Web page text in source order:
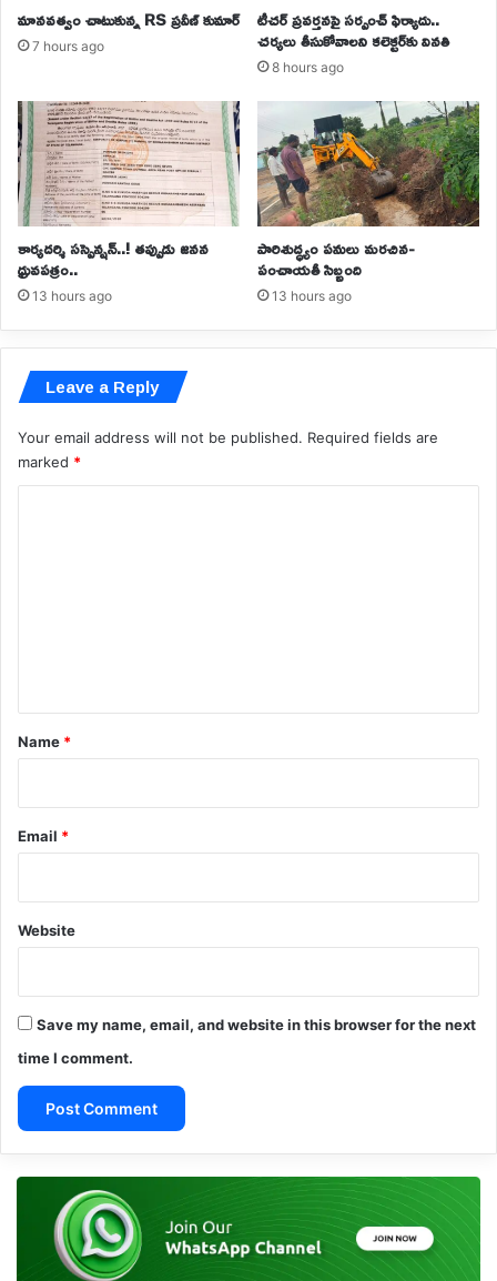
మానవత్వం చాటుకున్న RS ప్రవీణ్ కుమార్
7 hours ago
టీచర్ ప్రవర్తనపై సర్పంచ్ ఫిర్యాదు..
చర్యలు తీసుకోవాలని కలెక్టర్‌కు వినతి
8 hours ago
కార్యదర్శి సస్పెన్షన్..! తప్పుడు జనన
ధ్రువపత్రం..
13 hours ago
పారిశుద్ధ్యం పనులు మరచిన-
పంచాయతీ సిబ్బంది
13 hours ago
Leave a Reply
Your email address will not be published. Required fields are
marked *
*
Name *
Email *
Website
Save my name, email, and website in this browser for the next
time I comment.